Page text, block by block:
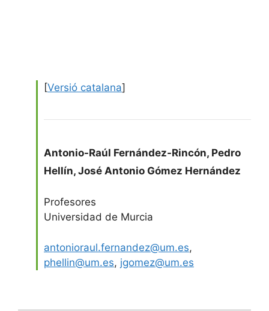
[Versió catalana]
Antonio-Raúl Fernández-Rincón, Pedro
Hellín, José Antonio Gómez Hernández
Profesores
Universidad de Murcia
antonioraul.fernandez@um.es,
phellin@um.es, jgomez@um.es